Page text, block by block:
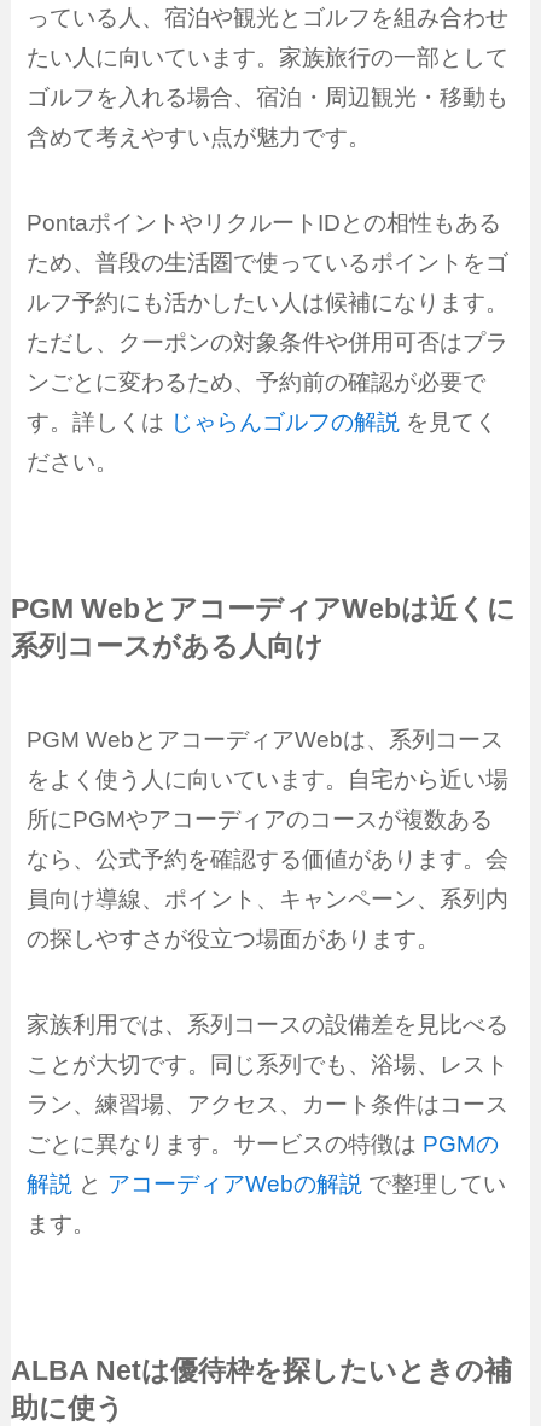
っている人、宿泊や観光とゴルフを組み合わせ
たい人に向いています。家族旅行の一部として
ゴルフを入れる場合、宿泊・周辺観光・移動も
含めて考えやすい点が魅力です。
PontaポイントやリクルートIDとの相性もある
ため、普段の生活圏で使っているポイントをゴ
ルフ予約にも活かしたい人は候補になります。
ただし、クーポンの対象条件や併用可否はプラ
ンごとに変わるため、予約前の確認が必要で
す。詳しくは じゃらんゴルフの解説 を見てく
ださい。
PGM WebとアコーディアWebは近くに
系列コースがある人向け
PGM WebとアコーディアWebは、系列コース
をよく使う人に向いています。自宅から近い場
所にPGMやアコーディアのコースが複数ある
なら、公式予約を確認する価値があります。会
員向け導線、ポイント、キャンペーン、系列内
の探しやすさが役立つ場面があります。
家族利用では、系列コースの設備差を見比べる
ことが大切です。同じ系列でも、浴場、レスト
ラン、練習場、アクセス、カート条件はコース
ごとに異なります。サービスの特徴は PGMの
解説 と アコーディアWebの解説 で整理してい
ます。
ALBA Netは優待枠を探したいときの補
助に使う